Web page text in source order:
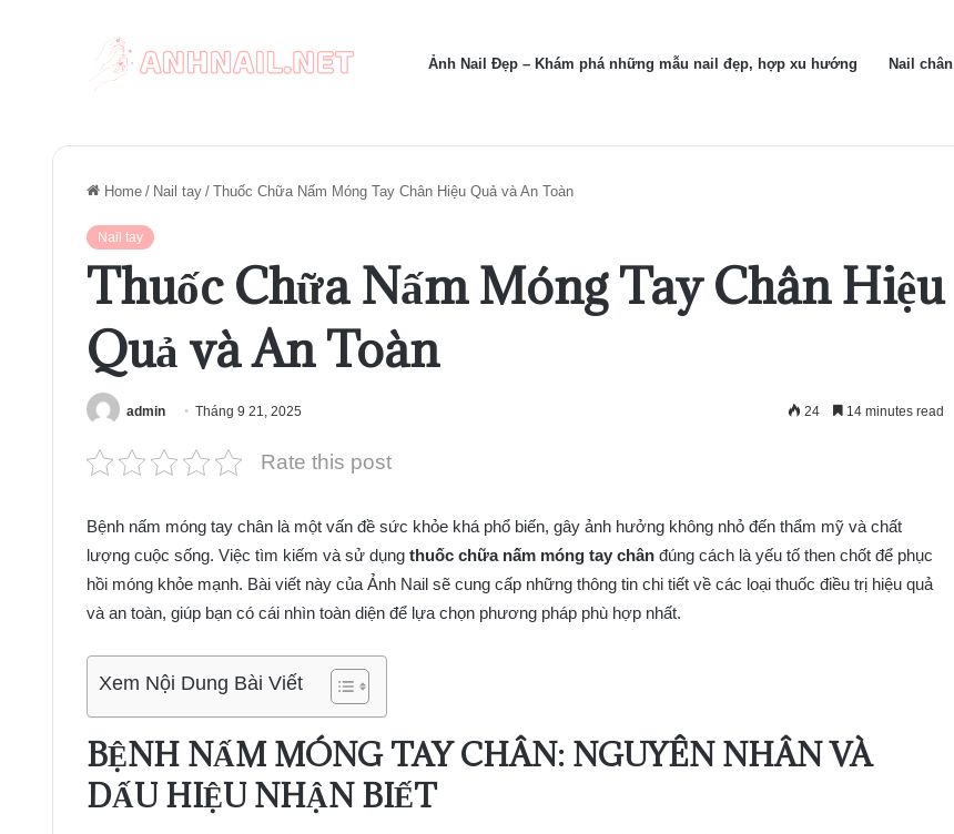
Ảnh Nail Đẹp – Khám phá những mẫu nail đẹp, hợp xu hướng Nail chân
Home / Nail tay / Thuốc Chữa Nấm Móng Tay Chân Hiệu Quả và An Toàn
Nail tay
Thuốc Chữa Nấm Móng Tay Chân Hiệu
Quả và An Toàn
admin Tháng 9 21, 2025 24 14 minutes read
Rate this post
Bệnh nấm móng tay chân là một vấn đề sức khỏe khá phổ biến, gây ảnh hưởng không nhỏ đến thẩm mỹ và chất
lượng cuộc sống. Việc tìm kiếm và sử dụng thuốc chữa nấm móng tay chân đúng cách là yếu tố then chốt để phục
hồi móng khỏe mạnh. Bài viết này của Ảnh Nail sẽ cung cấp những thông tin chi tiết về các loại thuốc điều trị hiệu quả
và an toàn, giúp bạn có cái nhìn toàn diện để lựa chọn phương pháp phù hợp nhất.
Xem Nội Dung Bài Viết
BỆNH NẤM MÓNG TAY CHÂN: NGUYÊN NHÂN VÀ
DẤU HIỆU NHẬN BIẾT